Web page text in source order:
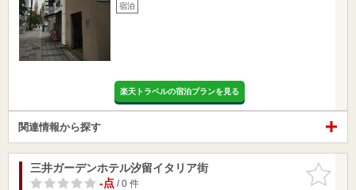
宿泊
楽天トラベルの宿泊プランを見る
関連情報から探す
お気に入
りに追加
三井ガーデンホテル汐留イタリア街
-点/ 0 件